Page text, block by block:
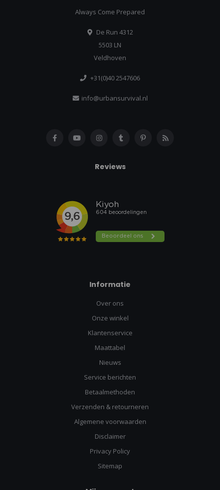
Always Come Prepared
De Run 4312
5503 LN
Veldhoven
+31(0)40 2547606
info@urbansurvival.nl
Reviews
Informatie
Over ons
Onze winkel
Klantenservice
Maattabel
Nieuws
Service berichten
Betaalmethoden
Verzenden & retourneren
Algemene voorwaarden
Disclaimer
Privacy Policy
Sitemap